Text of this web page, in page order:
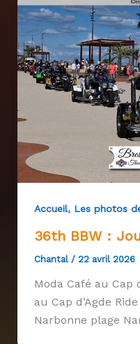
Accueil, Les photos
36th BBW :
Chantal / 22 avril 2026
Moda Café au Cap
au Cap d’Agde
Narbonne plage